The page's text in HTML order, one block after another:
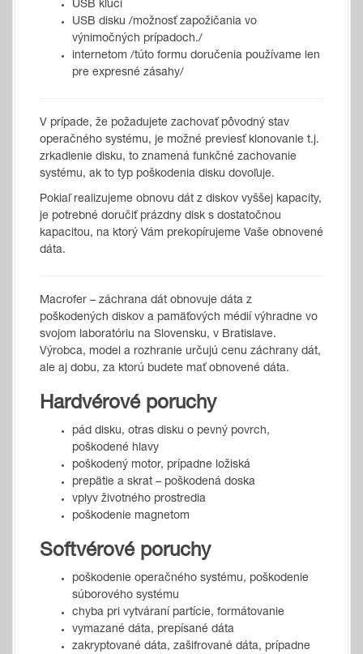
USB kľúči
USB disku /možnosť zapožičania vo
výnimočných prípadoch./
internetom /túto formu doručenia používame len
pre expresné zásahy/
V prípade, že požadujete zachovať pôvodný stav
operačného systému, je možné previesť klonovanie t.j.
zrkadlenie disku, to znamená funkčné zachovanie
systému, ak to typ poškodenia disku dovoľuje.
Pokiaľ realizujeme obnovu dát z diskov vyššej kapacity,
je potrebné doručiť prázdny disk s dostatočnou
kapacitou, na ktorý Vám prekopírujeme Vaše obnovené
dáta.
Macrofer – záchrana dát obnovuje dáta z
poškodených diskov a pamäťových médií výhradne vo
svojom laboratóriu na Slovensku, v Bratislave.
Výrobca, model a rozhranie určujú cenu záchrany dát,
ale aj dobu, za ktorú budete mať obnovené dáta.
Hardvérové poruchy
pád disku, otras disku o pevný povrch,
poškodené hlavy
poškodený motor, prípadne ložiská
prepätie a skrat – poškodená doska
vplyv životného prostredia
poškodenie magnetom
Softvérové poruchy
poškodenie operačného systému, poškodenie
súborového systému
chyba pri vytváraní partície, formátovanie
vymazané dáta, prepísané dáta
zakryptované dáta, zašifrované dáta, prípadne